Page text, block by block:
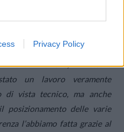
Privacy Policy
possiede un livello di
Marco Ferraro, Direttore
un lavoro veramente
di vista tecnico, ma anche
posizionamento delle varie
l’abbiamo fatta grazie al